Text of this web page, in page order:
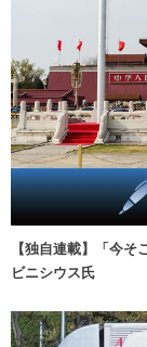
【独自連載】「今
ビニシウス氏